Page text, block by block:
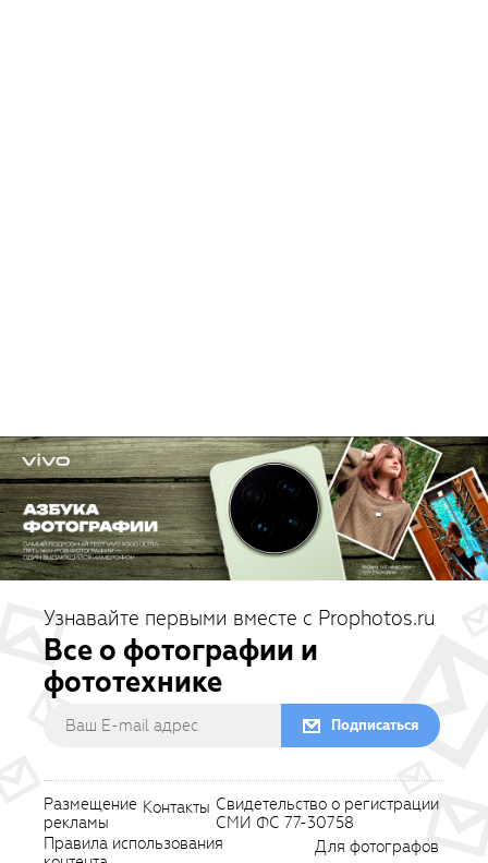
Узнавайте первыми вместе с Prophotos.ru
Все о фотографии и
фототехнике
Подписаться
Размещение
рекламы
Контакты Свидетельство о регистрации
СМИ ФС 77-30758
Правила использования
Для фотографов